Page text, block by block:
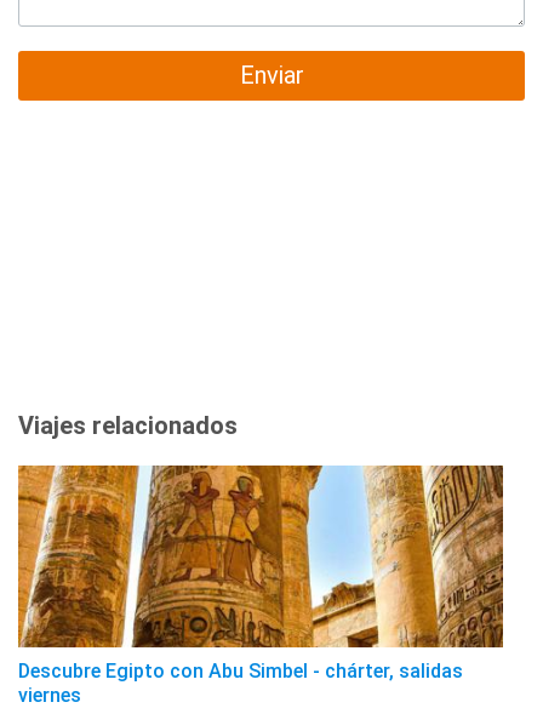
Enviar
Viajes relacionados
Descubre Egipto con Abu Simbel - chárter, salidas
viernes